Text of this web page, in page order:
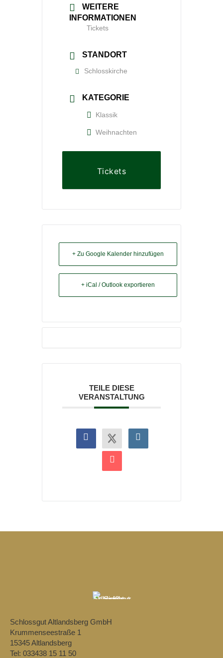
WEITERE
INFORMATIONEN
Tickets
STANDORT
Schlosskirche
KATEGORIE
Klassik
Weihnachten
Tickets
+ Zu Google Kalender hinzufügen
+ iCal / Outlook exportieren
TEILE DIESE
VERANSTALTUNG
Schlossgut Altlandsberg GmbH
Krummenseestraße 1
15345 Altlandsberg
Tel: 033438 15 11 50